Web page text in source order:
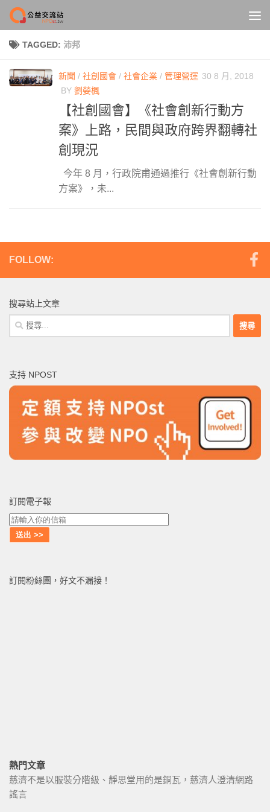
Skip to content
TAGGED: 沛邦
新聞 / 社創國會 / 社會企業 / 管理營運 30 8 月, 2018
BY 劉嫈楓
【社創國會】《社會創新行動方
案》上路，民間與政府跨界翻轉社
創現況
今年 8 月，行政院甫通過推行《社會創新行動
方案》，未...
FOLLOW:
搜尋站上文章
搜
尋
字:
支持 NPOST
訂閱電子報
訂閱粉絲團，好文不漏接！
熱門文章
慈濟不是以服裝分階級、靜思堂用的是銅瓦，慈濟人澄清網路
謠言